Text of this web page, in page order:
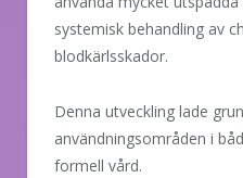
systemisk behandling av
blodkärlsskador.
Denna utveckling lade
användningsområden i
formell vård.